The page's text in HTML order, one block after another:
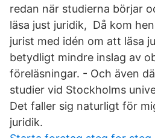
redan när studierna börjar
läsa just juridik, Då kom
jurist med idén om att läsa
betydligt mindre inslag av
föreläsningar. - Och även
studier vid Stockholms
Det faller sig naturligt för
juridik.